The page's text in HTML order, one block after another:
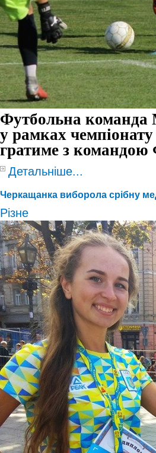
Футбольна
у рамках
гратиме з
Детальніше...
Черкащанка виборола срібну
Різне